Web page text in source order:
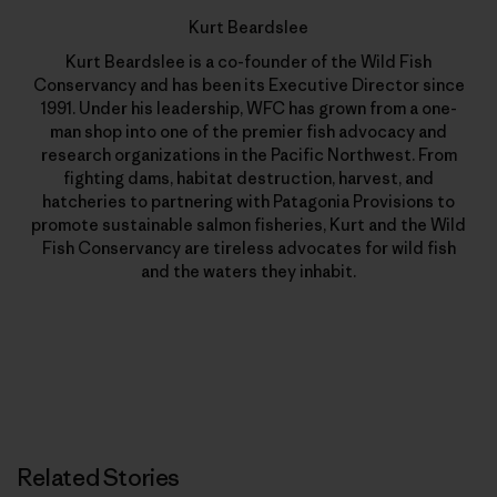
Kurt Beardslee
Kurt Beardslee is a co-founder of the Wild Fish
Conservancy and has been its Executive Director since
1991. Under his leadership, WFC has grown from a one-
man shop into one of the premier fish advocacy and
research organizations in the Pacific Northwest. From
fighting dams, habitat destruction, harvest, and
hatcheries to partnering with Patagonia Provisions to
promote sustainable salmon fisheries, Kurt and the Wild
Fish Conservancy are tireless advocates for wild fish
and the waters they inhabit.
Related Stories